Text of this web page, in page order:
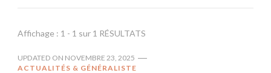
Affichage : 1 - 1 sur 1 RÉSULTATS
UPDATED ON NOVEMBRE 23, 2025
ACTUALITÉS & GÉNÉRALISTE